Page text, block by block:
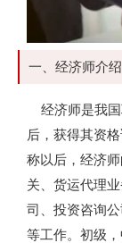
一、经济师介绍
经济师是我国
后，获得其资
称以后，经济
关、货运代理
司、投资咨询
等工作。初级